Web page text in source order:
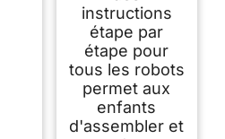
robotique
instructions
étape par
étape pour
tous les robots
permet aux
enfants
d'assembler et